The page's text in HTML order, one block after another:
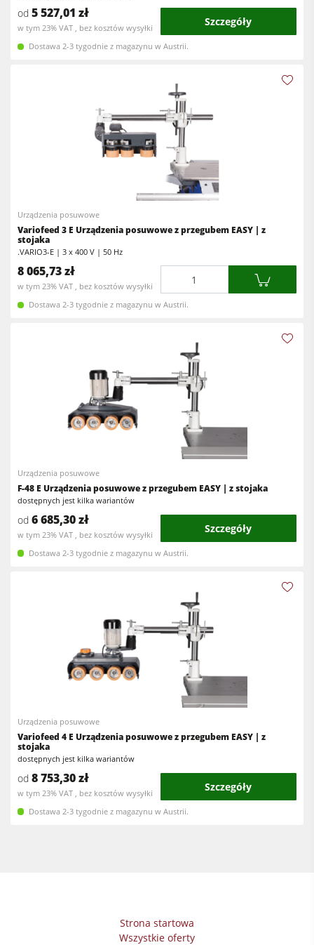
od 5 527,01 zł
w tym 23% VAT , bez kosztów wysyłki Szczegóły
Dostawa 2-3 tygodnie z magazynu w Austrii.
Urządzenia posuwowe
Variofeed 3 E Urządzenia posuwowe z przegubem EASY | z
stojaka
.VARIO3-E | 3 x 400 V | 50 Hz
8 065,73 zł
w tym 23% VAT , bez kosztów wysyłki
Dostawa 2-3 tygodnie z magazynu w Austrii.
Urządzenia posuwowe
F-48 E Urządzenia posuwowe z przegubem EASY | z stojaka
dostępnych jest kilka wariantów
od 6 685,30 zł
w tym 23% VAT , bez kosztów wysyłki Szczegóły
Dostawa 2-3 tygodnie z magazynu w Austrii.
Urządzenia posuwowe
Variofeed 4 E Urządzenia posuwowe z przegubem EASY | z
stojaka
dostępnych jest kilka wariantów
od 8 753,30 zł
w tym 23% VAT , bez kosztów wysyłki Szczegóły
Dostawa 2-3 tygodnie z magazynu w Austrii.
Strona startowa
Wszystkie oferty